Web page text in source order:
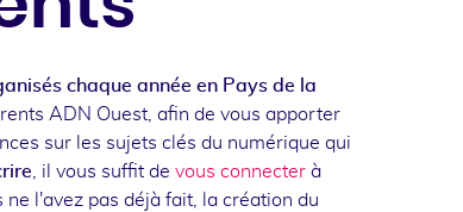
chaque année en Pays de la
ADN Ouest, afin de vous apporter
sur les sujets clés du numérique qui
, il vous suffit de vous connecter à
l'avez pas déjà fait, la création du